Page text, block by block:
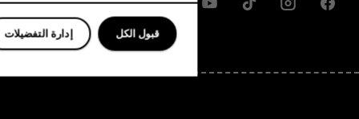
Facebook
Instagram
Tiktok
Youtube
إدارة التفضيلات قبول الكل